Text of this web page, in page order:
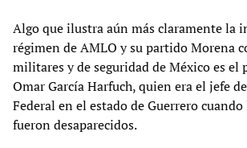
Algo que ilustra aún más claramente la
régimen de AMLO y su partido Morena
militares y de seguridad de México es el
Omar García Harfuch, quien era el jefe
Federal en el estado de Guerrero
fueron desaparecidos.